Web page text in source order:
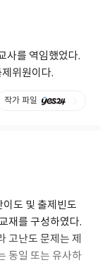
사를 역임했었다.
위원이다.
작가 파일
도 및 출제빈도
재를 구성하였다.
고난도 문제는 제
동일 또는 유사하